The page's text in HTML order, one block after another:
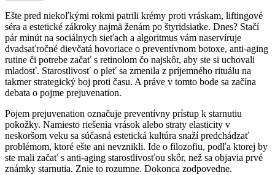
Ešte pred niekoľkými rokmi patrili krémy proti vráskam, liftingové
séra a estetické zákroky najmä ženám po štyridsiatke. Dnes? Stačí
pár minút na sociálnych sieťach a algoritmus vám naservíruje
dvadsaťročné dievčatá hovoriace o preventívnom botoxe, anti-aging
rutine či potrebe začať s retinolom čo najskôr, aby ste si uchovali
mladosť. Starostlivosť o pleť sa zmenila z príjemného rituálu na
takmer strategický boj proti času. A práve v tomto bode sa začína
debata o pojme prejuvenation.
Pojem prejuvenation označuje preventívny prístup k starnutiu
pokožky. Namiesto riešenia vrások alebo straty elasticity v
neskoršom veku sa súčasná estetická kultúra snaží predchádzať
problémom, ktoré ešte ani nevznikli. Ide o filozofiu, podľa ktorej by
ste mali začať s anti-aging starostlivosťou skôr, než sa objavia prvé
známky starnutia. Znie to rozumne. Dokonca zodpovedne.